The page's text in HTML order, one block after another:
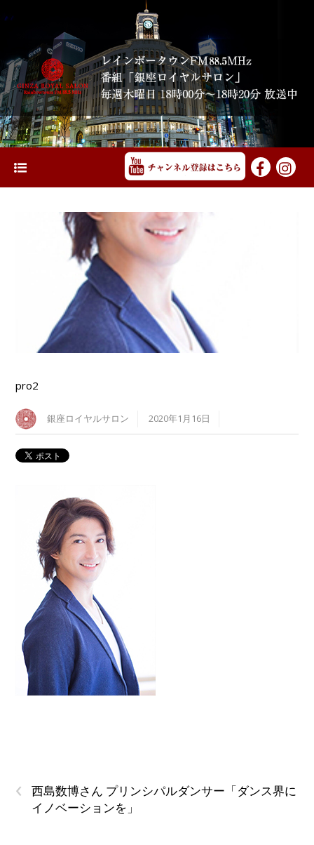
pro2
銀座ロイヤルサロン 2020年1月16日
‹
西島数博さん プリンシパルダンサー「ダンス界に
イノベーションを」